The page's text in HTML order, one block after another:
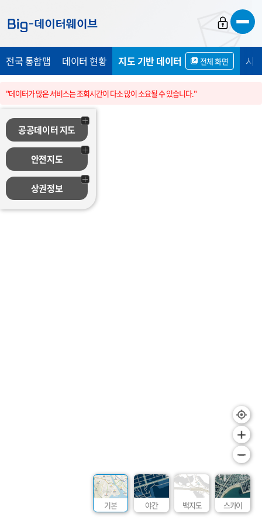
가
기
가
기
가
기
전국 통합맵 데이터 현황 지도 기반 데이터 전체 화면 시
기본 야간 백지도 스카이
"데이터가 많은 서비스는 조회시간이 다소 많이 소요될 수 있습니다."
공공데이터 지도
안전지도
상권정보
+
–